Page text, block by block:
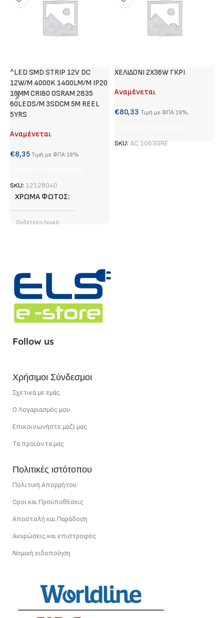
^LED SMD STRIP 12V DC
12W/M 4000K 1400LM/M IP20
10MM CRI80 OSRAM 2835
60LEDS/M 3SDCM 5M REEL
5YRS
Αναμένεται
€8,35 Τιμή με ΦΠΑ 19%
SKU: 12128040
ΧΡΏΜΑ ΦΩΤΌΣ
Ουδέτερο Λευκό
1400 lm/ m
ΤΎΠΟΣ LED CHIP SMD
ΧΕΛΙΔΟΝΙ 2Χ36W ΓΚΡΙ
Αναμένεται
€80,33 Τιμή με ΦΠΑ 19%
SKU: AC.1063GRE
Follow us
Χρήσιμοι Σύνδεσμοι
Σχετικά με εμάς
Ο Λογαριασμός μου
Επικοινωνήστε μαζί μας
Τα προϊόντα μας
Πολιτικές ιστότοπου
Πολιτική Απορρήτου
Οροι και Προϋποθέσεις
Αποστολή και Παράδοση
Ακυρώσεις και επιστροφές
Νομική ειδοποίηση